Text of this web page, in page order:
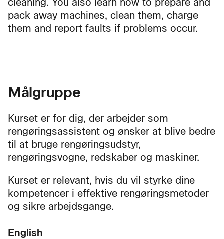
cleaning. You also learn how to prepare and
pack away machines, clean them, charge
them and report faults if problems occur.
Målgruppe
Kurset er for dig, der arbejder som
rengøringsassistent og ønsker at blive bedre
til at bruge rengøringsudstyr,
rengøringsvogne, redskaber og maskiner.
Kurset er relevant, hvis du vil styrke dine
kompetencer i effektive rengøringsmetoder
og sikre arbejdsgange.
English